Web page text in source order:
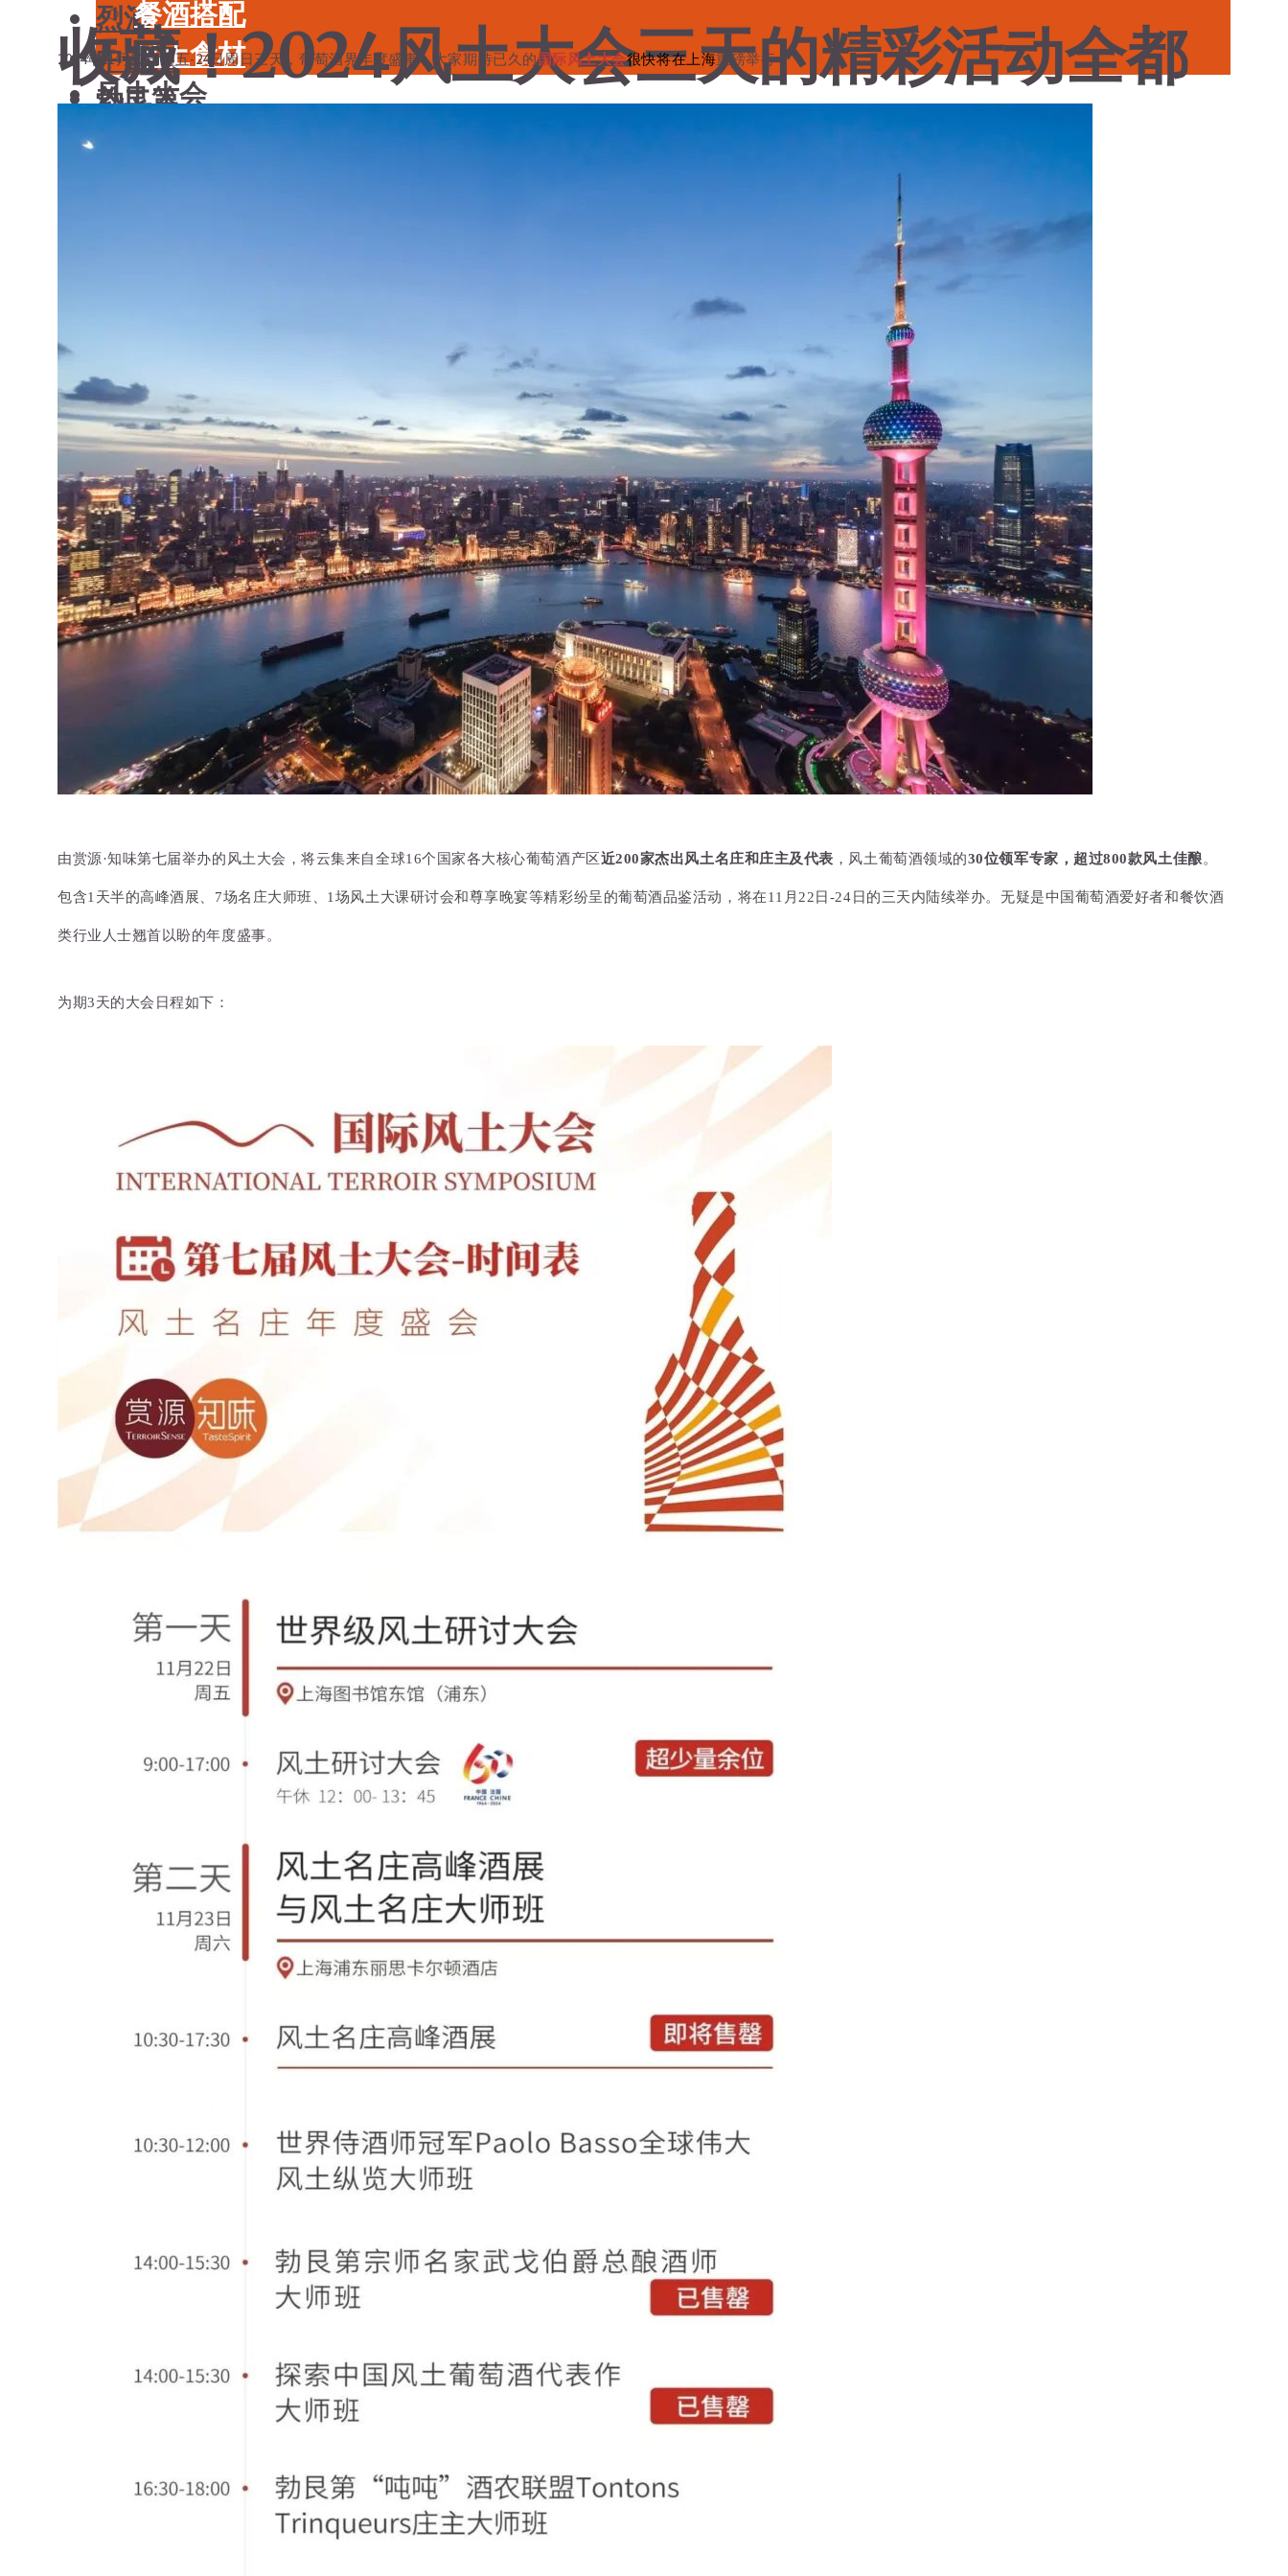
烈酒
中国酒
勃艮第
波尔多
搜索文章
搜索文章 搜索
餐酒搭配
风土食材
风土大会
烈酒
德国
澳大利亚-新西兰
日本清酒
搜索文章 搜索
搜索文章 搜索
收藏！2024风土大会三天的精彩活动全都
汇总在这一篇里了
2024年11月22日周五-24日周日三天， 葡萄酒界年度盛事，大家期待已久的国际风土大会很快将在上海重磅举行！
由赏源·知味第七届举办的风土大会，将云集来自全球16个国家各大核心葡萄酒产区近200家杰出风土名庄和庄主及代表 ，风土葡萄酒领域的30位领军专家，超过800款风土佳酿。
包含1天半的高峰酒展、7场名庄大师班、1场风土大课研讨会和尊享晚宴等精彩纷呈的葡萄酒品鉴活动，将在11月22日-24日的三天内陆续举办。无疑是中国葡萄酒爱好者和餐饮酒
类行业人士翘首以盼的年度盛事。
为期3天的大会日程如下：